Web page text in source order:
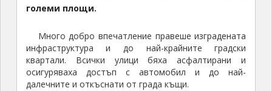
големи площи.
Много добро впечатление правеше изградената
инфраструктура и до най-крайните градски
квартали. Всички улици бяха асфалтирани и
осигуряваха достъп с автомобил и до най-
далечните и откъснати от града къщи.